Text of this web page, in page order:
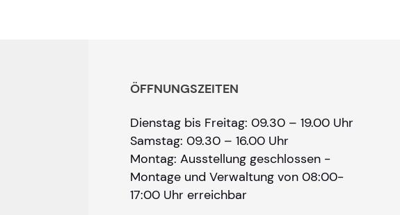
ÖFFNUNGSZEITEN
Dienstag bis Freitag: 09.30 – 19.00 Uhr
Samstag: 09.30 – 16.00 Uhr
Montag: Ausstellung geschlossen -
Montage und Verwaltung von 08:00-
17:00 Uhr erreichbar